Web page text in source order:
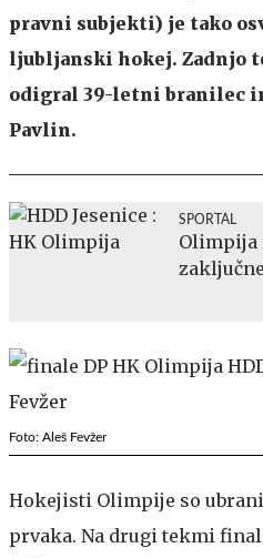
pravni subjekti) je tako
ljubljanski hokej. Zadnjo
odigral 39-letni branilec
Pavlin.
SPORTAL
Olimpija
Foto: Aleš Fevžer
Hokejisti Olimpije so
prvaka. Na drugi tekmi